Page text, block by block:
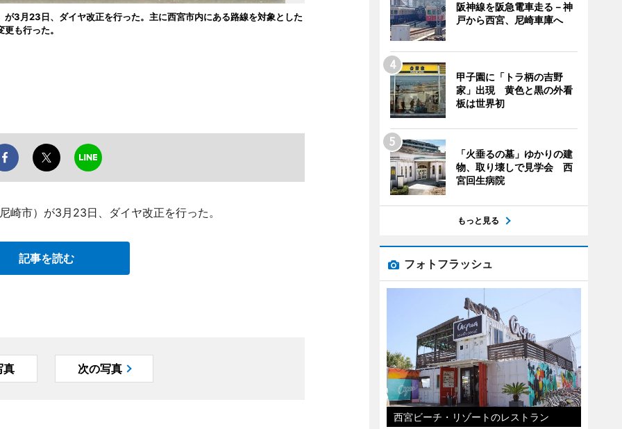
3月23日、ダイヤ改正を行った。主に西宮市内にある路線を対象とした
も行った。
崎市）が3月23日、ダイヤ改正を行った。
記事を読む
真 次の写真
阪神線を阪急電車走る－神
戸から西宮、尼崎車庫へ
甲子園に「トラ柄の吉野
家」出現 黄色と黒の外看
板は世界初
「火垂るの墓」ゆかりの建
物、取り壊しで見学会 西
宮回生病院
もっと見る
フォトフラッシュ
西宮ビーチ・リゾートのレストラン